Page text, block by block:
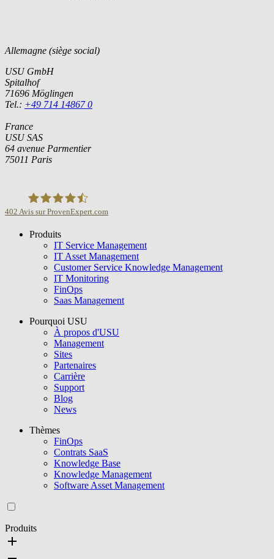
Allemagne (siège social)
USU GmbH
Spitalhof
71696 Möglingen
Tel.: +49 714 14867 0
France
USU SAS
64 avenue Parmentier
75011 Paris
USU GmbH
402 Avis sur ProvenExpert.com
Produits
IT Service Management
IT Asset Management
Customer Service Knowledge Management
IT Monitoring
FinOps
Saas Management
Pourquoi USU
À propos d'USU
Management
Sites
Partenaires
Carrière
Support
Blog
News
Thèmes
FinOps
Contrats SaaS
Knowledge Base
Knowledge Management
Software Asset Management
Produits